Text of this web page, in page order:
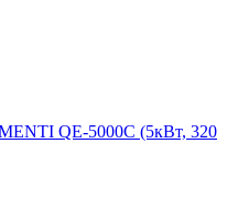
QE-5000C (5кВт, 320